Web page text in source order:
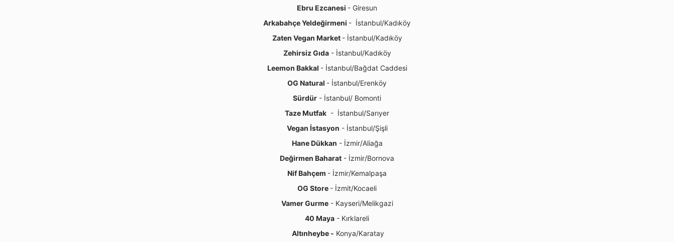
Ebru Ezcanesi - Giresun
Arkabahçe Yeldeğirmeni - İstanbul/Kadıköy
Zaten Vegan Market - İstanbul/Kadıköy
Zehirsiz Gıda- İstanbul/Kadıköy
Leemon Bakkal - İstanbul/Bağdat Caddesi
OG Natural - İstanbul/Erenköy
Sürdür - İstanbul/ Bomonti
Taze Mutfak - İstanbul/Sarıyer
Vegan İstasyon - İstanbul/Şişli
Hane Dükkan - İzmir/Aliağa
Değirmen Baharat - İzmir/Bornova
Nif Bahçem - İzmir/Kemalpaşa
OG Store - İzmit/Kocaeli
Vamer Gurme- Kayseri/Melikgazi
40 Maya - Kırklareli
Altınheybe - Konya/Karatay